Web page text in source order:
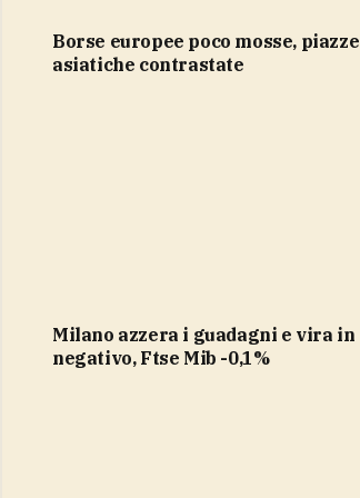
Borse europee poco mosse, piazze
asiatiche contrastate
Milano azzera i guadagni e vira in
negativo, Ftse Mib -0,1%